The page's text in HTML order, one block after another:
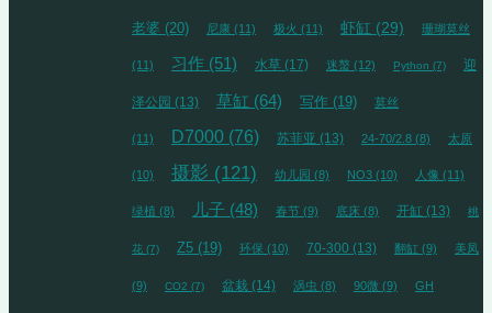
老婆 (20) 尼康 (11) 极火 (11) 虾缸 (29) 珊瑚莫丝
(11) 习作 (51) 水草 (17) 迷螯 (12) Python (7) 迎
泽公园 (13) 草缸 (64) 写作 (19) 莫丝
(11) D7000 (76) 苏菲亚 (13) 24-70/2.8 (8) 太原
(10) 摄影 (121) 幼儿园 (8) NO3 (10) 人像 (11)
绿植 (8) 儿子 (48) 春节 (9) 底床 (8) 开缸 (13) 桃
花 (7) Z5 (19) 环保 (10) 70-300 (13) 翻缸 (9) 美凤
(9) CO2 (7) 盆栽 (14) 涡虫 (8) 90微 (9) GH